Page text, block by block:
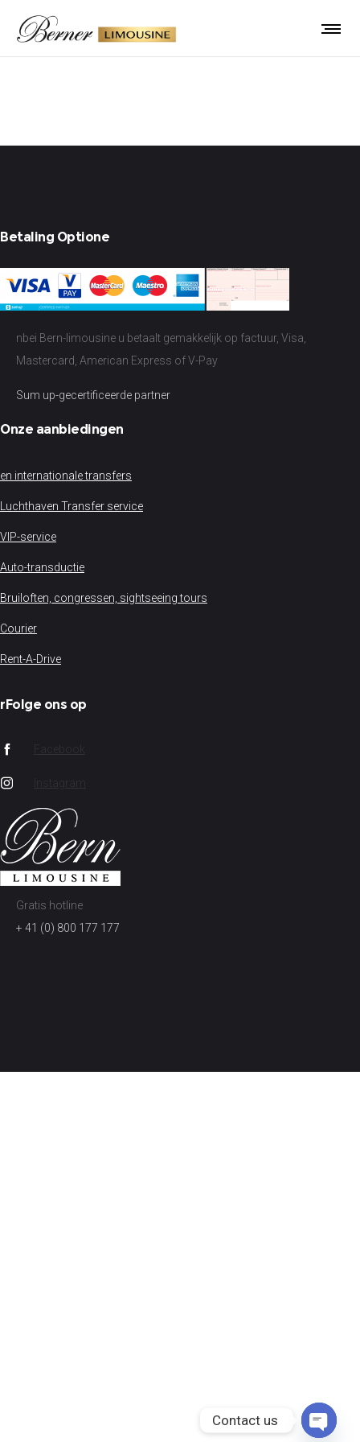
Betaling Optione
nbei Bern-limousine u betaalt gemakkelijk op factuur, Visa,
Mastercard, American Express of V-Pay
Sum up-gecertificeerde partner
Onze aanbiedingen
en internationale transfers
Luchthaven Transfer service
VIP-service
Auto-transductie
Bruiloften, congressen, sightseeing tours
Courier
Rent-A-Drive
rFolge ons op
Facebook
Instagram
Gratis hotline
+ 41 (0) 800 177 177
Contact us